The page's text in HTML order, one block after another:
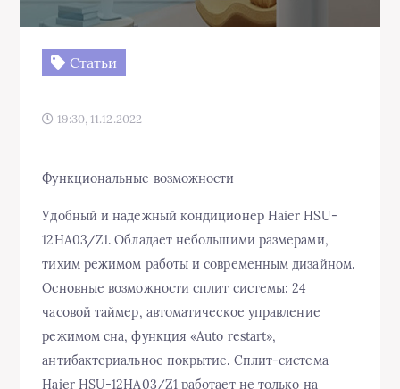
Статьи
19:30, 11.12.2022
Функциональные возможности
Удобный и надежный кондиционер Haier HSU-
12HA03/Z1. Обладает небольшими размерами,
тихим режимом работы и современным дизайном.
Основные возможности сплит системы: 24
часовой таймер, автоматическое управление
режимом сна, функция «Auto restart»,
антибактериальное покрытие. Сплит-система
Haier HSU-12HA03/Z1 работает не только на